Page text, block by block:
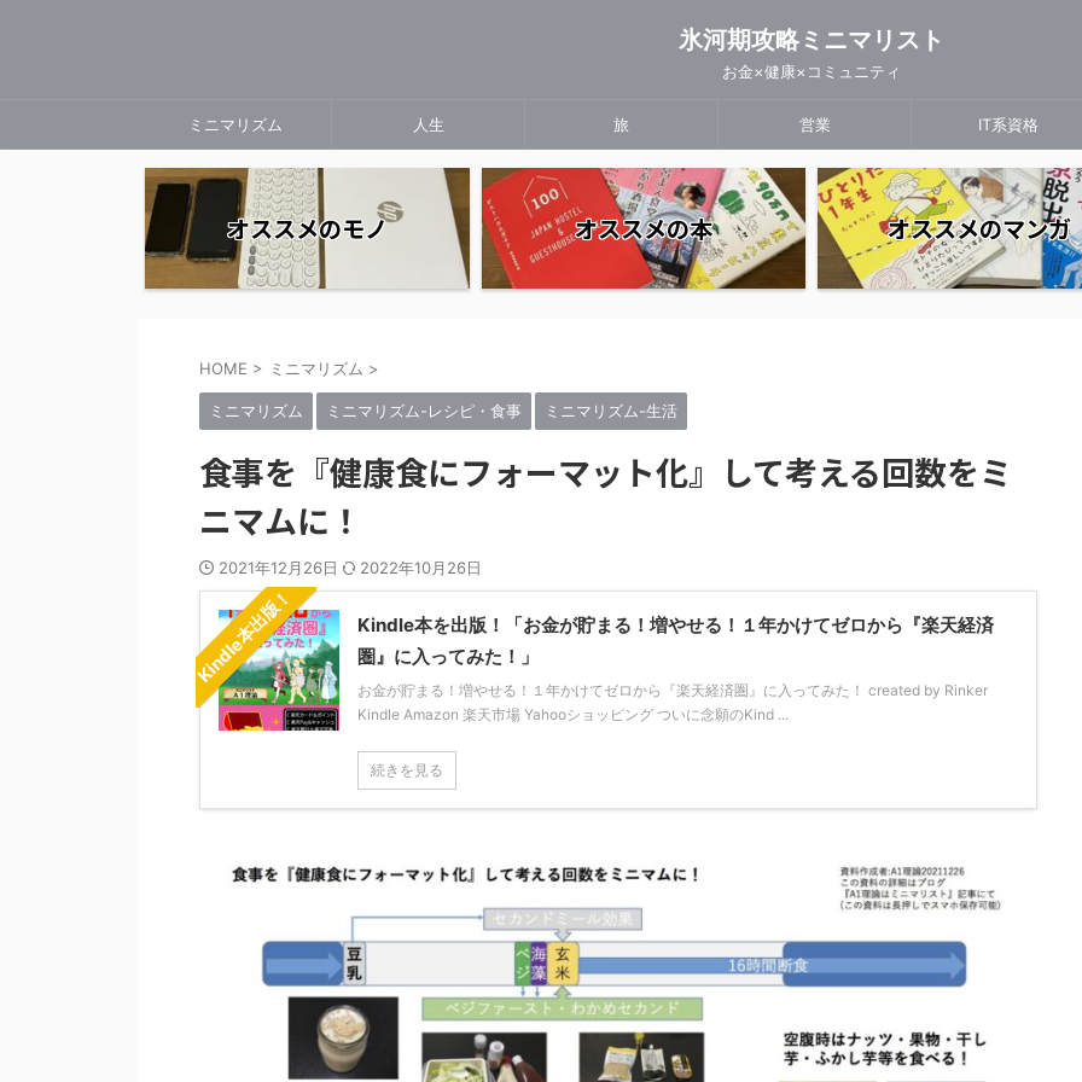
氷河期攻略ミニマリスト
お金×健康×コミュニティ
ミニマリズム 人生 旅 営業 IT系資格
オススメのモノ オススメの本 オススメのマンガ
HOME > ミニマリズム >
ミニマリズム ミニマリズム-レシピ・食事 ミニマリズム-生活
食事を『健康食にフォーマット化』して考える回数をミ
ニマムに！
2021年12月26日 2022年10月26日
Kindle本出版！
Kindle本を出版！「お金が貯まる！増やせる！１年かけてゼロから『楽天経済
圏』に入ってみた！」
お金が貯まる！増やせる！１年かけてゼロから『楽天経済圏』に入ってみた！ created by Rinker
Kindle Amazon 楽天市場 Yahooショッピング ついに念願のKind ...
続きを見る